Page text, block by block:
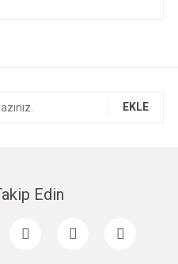
EKLE
Edin